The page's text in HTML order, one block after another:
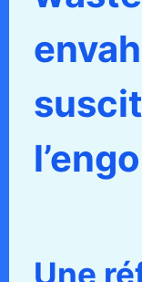
Une